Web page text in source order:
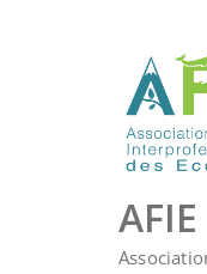
AFIE